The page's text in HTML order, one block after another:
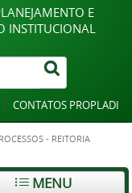
E
INSTITUCIONAL
CONTATOS PROPLADI
- REITORIA
MENU